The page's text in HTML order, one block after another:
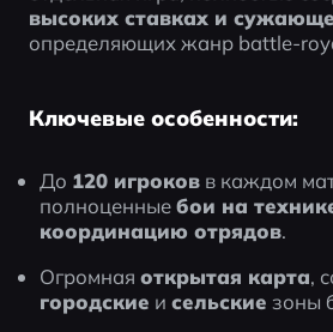
высоких ставках и
определяющих жанр battle-
Ключевые особенности:
До 120 игроков в каждом
полноценные бои на
координацию отрядов.
Огромная открытая карта
городские и сельские зоны